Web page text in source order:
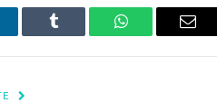
Tumblr WhatsApp